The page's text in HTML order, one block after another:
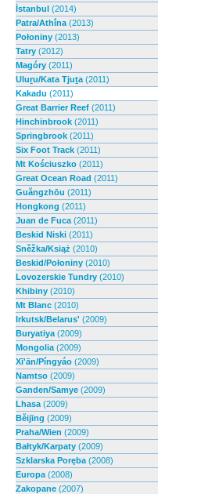
İstanbul (2014)
Patra/Athī́na (2013)
Połoniny (2013)
Tatry (2012)
Magóry (2011)
Uluṟu/Kata Tjuṯa (2011)
Kakadu (2011)
Great Barrier Reef (2011)
Hinchinbrook (2011)
Springbrook (2011)
Six Foot Track (2011)
Mt Kościuszko (2011)
Great Ocean Road (2011)
Guăngzhōu (2011)
Hongkong (2011)
Juan de Fuca (2011)
Beskid Niski (2011)
Sněžka/Książ (2010)
Beskid/Połoniny (2010)
Lovozerskie Tundry (2010)
Khibiny (2010)
Mt Blanc (2010)
Irkutsk/Belarus' (2009)
Buryatiya (2009)
Mongolia (2009)
Xī'ān/Píngyáo (2009)
Namtso (2009)
Ganden/Samye (2009)
Lhasa (2009)
Běijīng (2009)
Praha/Wien (2009)
Bałtyk/Karpaty (2009)
Szklarska Poręba (2008)
Europa (2008)
Zakopane (2007)